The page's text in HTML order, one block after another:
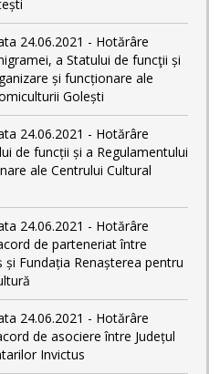
24.06.2021 - Hotărâre
a Statului de funcţii și
și funcționare ale
Golești
24.06.2021 - Hotărâre
de funcții și a Regulamentului
ale Centrului Cultural
24.06.2021 - Hotărâre
de parteneriat între
și Fundația Renașterea pentru
24.06.2021 - Hotărâre
de asociere între Județul
Invictus